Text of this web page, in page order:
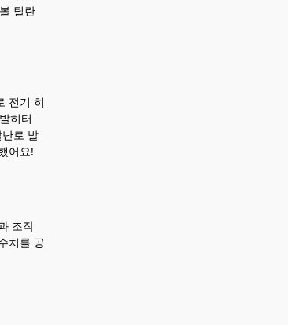
틸란
전기 히
히터
로 발
어요!
조작
치를 공